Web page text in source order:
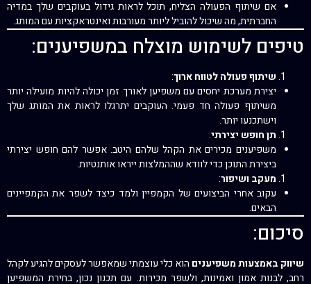
אם שיתוף הפעולה הצליח, תוכל לראות גידול בעוקבים שלך במדיה
החברתית, מה שיכול להוביל ליותר מעורבות ואינטראקציות עם המותג.
טיפים לשימוש מוצלח במשפיענים:
שיתוף פעולה לטווח ארוך:
יצירת מערכת יחסים עם משפיען לאורך זמן יכולה להיות מועילה יותר
משיתוף פעולה חד פעמי. העוקבים יתרגלו לראות את המותג שלך
וישתכנעו יותר.
תן חופש יצירתי:
משפיענים מכירים את הקהל שלהם היטב. אפשר להם חופש יצירתי
ביצירת התוכן כדי לוודא שההמלצות ייראו אותנטיות.
מעקב ושיפור:
עקוב אחרי הביצועים של הקמפיין ולמד כיצד לשפר את הקמפיינים
הבאים.
סיכום:
שיווק באמצעות משפיענים הוא כלי עוצמתי שמאפשר לעסקים להגיע לקהל
רחב, לבנות אמון ואמינות, ולשפר מכירות. עם תכנון נכון, בחירת המשפיען